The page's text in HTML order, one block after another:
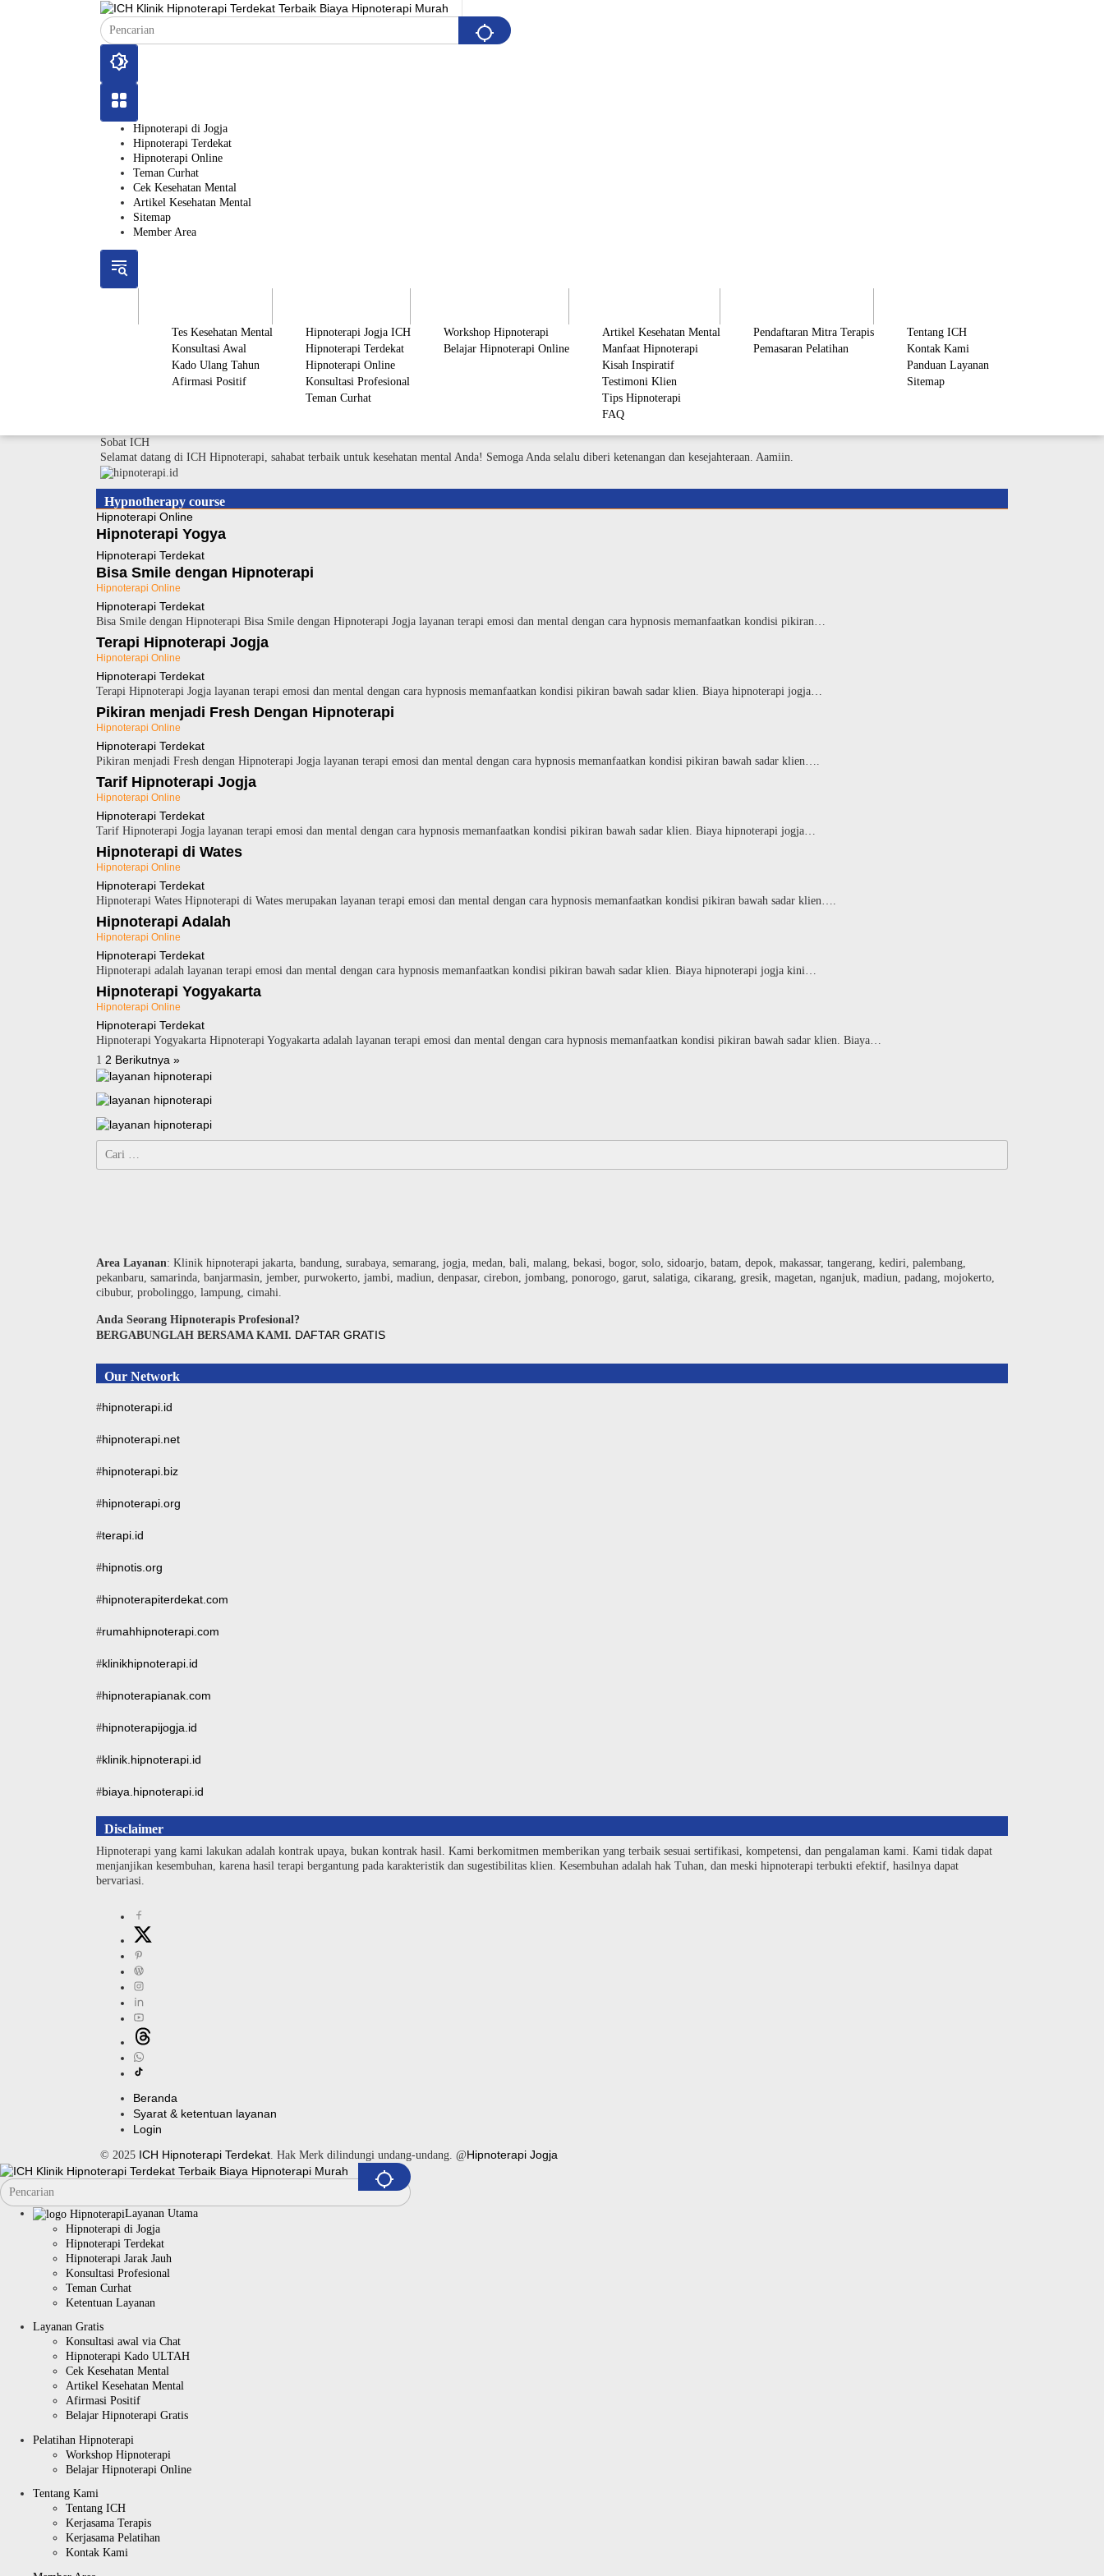
Hipnoterapi di Jogja
Hipnoterapi Terdekat
Hipnoterapi Online
Teman Curhat
Cek Kesehatan Mental
Artikel Kesehatan Mental
Sitemap
Member Area
Tes Kesehatan Mental
Konsultasi Awal
Kado Ulang Tahun
Afirmasi Positif
Hipnoterapi Jogja ICH
Hipnoterapi Terdekat
Hipnoterapi Online
Konsultasi Profesional
Teman Curhat
Workshop Hipnoterapi
Belajar Hipnoterapi Online
Artikel Kesehatan Mental
Manfaat Hipnoterapi
Kisah Inspiratif
Testimoni Klien
Tips Hipnoterapi
FAQ
Pendaftaran Mitra Terapis
Pemasaran Pelatihan
Tentang ICH
Kontak Kami
Panduan Layanan
Sitemap
Sobat ICH
Selamat datang di ICH Hipnoterapi, sahabat terbaik untuk kesehatan mental Anda! Semoga Anda selalu diberi ketenangan dan kesejahteraan. Aamiin.
Hypnotherapy course
Hipnoterapi Online
Hipnoterapi Yogya
Hipnoterapi Terdekat
Bisa Smile dengan Hipnoterapi
Hipnoterapi Online
Hipnoterapi Terdekat
Bisa Smile dengan Hipnoterapi Bisa Smile dengan Hipnoterapi Jogja layanan terapi emosi dan mental dengan cara hypnosis memanfaatkan kondisi pikiran…
Terapi Hipnoterapi Jogja
Hipnoterapi Online
Hipnoterapi Terdekat
Terapi Hipnoterapi Jogja layanan terapi emosi dan mental dengan cara hypnosis memanfaatkan kondisi pikiran bawah sadar klien. Biaya hipnoterapi jogja…
Pikiran menjadi Fresh Dengan Hipnoterapi
Hipnoterapi Online
Hipnoterapi Terdekat
Pikiran menjadi Fresh dengan Hipnoterapi Jogja layanan terapi emosi dan mental dengan cara hypnosis memanfaatkan kondisi pikiran bawah sadar klien….
Tarif Hipnoterapi Jogja
Hipnoterapi Online
Hipnoterapi Terdekat
Tarif Hipnoterapi Jogja layanan terapi emosi dan mental dengan cara hypnosis memanfaatkan kondisi pikiran bawah sadar klien. Biaya hipnoterapi jogja…
Hipnoterapi di Wates
Hipnoterapi Online
Hipnoterapi Terdekat
Hipnoterapi Wates Hipnoterapi di Wates merupakan layanan terapi emosi dan mental dengan cara hypnosis memanfaatkan kondisi pikiran bawah sadar klien….
Hipnoterapi Adalah
Hipnoterapi Online
Hipnoterapi Terdekat
Hipnoterapi adalah layanan terapi emosi dan mental dengan cara hypnosis memanfaatkan kondisi pikiran bawah sadar klien. Biaya hipnoterapi jogja kini…
Hipnoterapi Yogyakarta
Hipnoterapi Online
Hipnoterapi Terdekat
Hipnoterapi Yogyakarta Hipnoterapi Yogyakarta adalah layanan terapi emosi dan mental dengan cara hypnosis memanfaatkan kondisi pikiran bawah sadar klien. Biaya…
Paginasi
pos
1 2 Berikutnya »
Cari
untuk:
Area Layanan: Klinik hipnoterapi jakarta, bandung, surabaya, semarang, jogja, medan, bali, malang, bekasi, bogor, solo, sidoarjo, batam, depok, makassar, tangerang, kediri, palembang,
pekanbaru, samarinda, banjarmasin, jember, purwokerto, jambi, madiun, denpasar, cirebon, jombang, ponorogo, garut, salatiga, cikarang, gresik, magetan, nganjuk, madiun, padang, mojokerto,
cibubur, probolinggo, lampung, cimahi.
Anda Seorang Hipnoterapis Profesional?
BERGABUNGLAH BERSAMA KAMI. DAFTAR GRATIS
Our Network
#hipnoterapi.id
#hipnoterapi.net
#hipnoterapi.biz
#hipnoterapi.org
#terapi.id
#hipnotis.org
#hipnoterapiterdekat.com
#rumahhipnoterapi.com
#klinikhipnoterapi.id
#hipnoterapianak.com
#hipnoterapijogja.id
#klinik.hipnoterapi.id
#biaya.hipnoterapi.id
Disclaimer
Hipnoterapi yang kami lakukan adalah kontrak upaya, bukan kontrak hasil. Kami berkomitmen memberikan yang terbaik sesuai sertifikasi, kompetensi, dan pengalaman kami. Kami tidak dapat
menjanjikan kesembuhan, karena hasil terapi bergantung pada karakteristik dan sugestibilitas klien. Kesembuhan adalah hak Tuhan, dan meski hipnoterapi terbukti efektif, hasilnya dapat
bervariasi.
Beranda
Syarat & ketentuan layanan
Login
© 2025 ICH Hipnoterapi Terdekat . Hak Merk dilindungi undang-undang. @Hipnoterapi Jogja
Layanan Utama
Hipnoterapi di Jogja
Hipnoterapi Terdekat
Hipnoterapi Jarak Jauh
Konsultasi Profesional
Teman Curhat
Ketentuan Layanan
Layanan Gratis
Konsultasi awal via Chat
Hipnoterapi Kado ULTAH
Cek Kesehatan Mental
Artikel Kesehatan Mental
Afirmasi Positif
Belajar Hipnoterapi Gratis
Pelatihan Hipnoterapi
Workshop Hipnoterapi
Belajar Hipnoterapi Online
Tentang Kami
Tentang ICH
Kerjasama Terapis
Kerjasama Pelatihan
Kontak Kami